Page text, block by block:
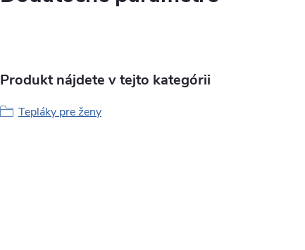
Produkt nájdete v tejto kategórii
Tepláky pre ženy